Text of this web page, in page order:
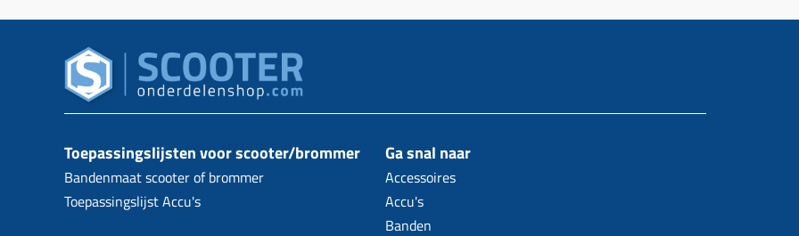
Toepassingslijsten voor scooter/brommer
Bandenmaat scooter of brommer
Toepassingslijst Accu's
Ga snal naar
Accessoires
Accu's
Banden